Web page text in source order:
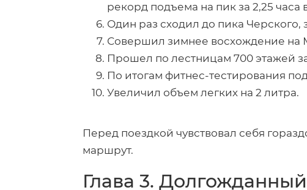
рекорд подъема на пик за 2,25 часа
Один раз сходил до пика Черского,
Совершил зимнее восхождение на
Прошел по лестницам 700 этажей
По итогам фитнес-тестирования
Увеличил объем легких на 2 литра.
Перед поездкой чувствовал себя
маршрут.
Глава 3.